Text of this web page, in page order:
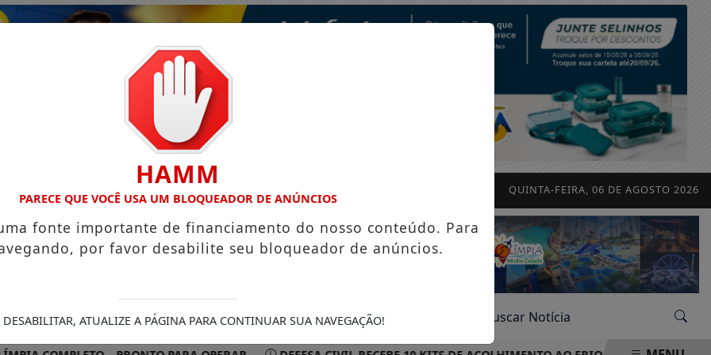
QUINTA-FEIRA, 06 DE AGOSTO 2026
VÍDEOS EVENTOS GASTRONOMIA
HAMM
PARECE QUE VOCÊ USA UM BLOQUEADOR DE ANÚNCIOS
fonte importante de financiamento do nosso conteúdo. Para
por favor desabilite seu bloqueador de anúncios.
DESABILITAR, ATUALIZE A PÁGINA PARA CONTINUAR SUA NAVEGAÇÃO!